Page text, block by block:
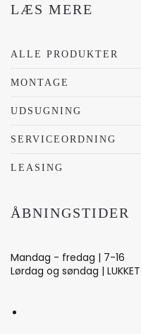
LÆS MERE
ALLE PRODUKTER
MONTAGE
UDSUGNING
SERVICEORDNING
LEASING
ÅBNINGSTIDER
Mandag - fredag | 7-16
Lørdag og søndag | LUKKET